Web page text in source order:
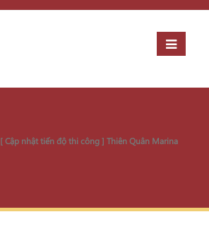
[ Cập nhật tiến độ thi công ] Thiên Quân Marina